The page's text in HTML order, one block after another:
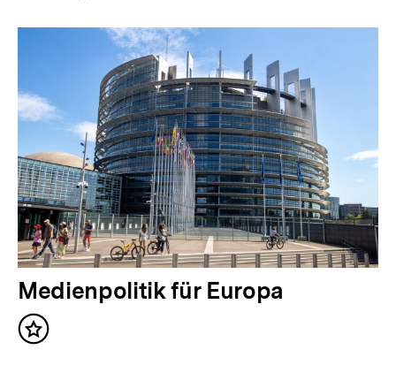
Medienpolitik für Europa
Inhalt